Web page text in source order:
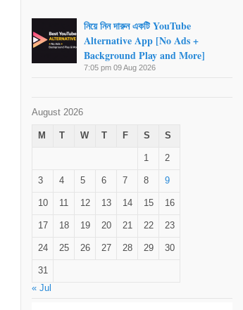
নিয়ে নিন দারুন একটি YouTube
Alternative App [No Ads +
Background Play and More]
7:05 pm 09 Aug 2026
August 2026
M T W T F S S
1 2
3 4 5 6 7 8 9
10 11 12 13 14 15 16
17 18 19 20 21 22 23
24 25 26 27 28 29 30
31
« Jul